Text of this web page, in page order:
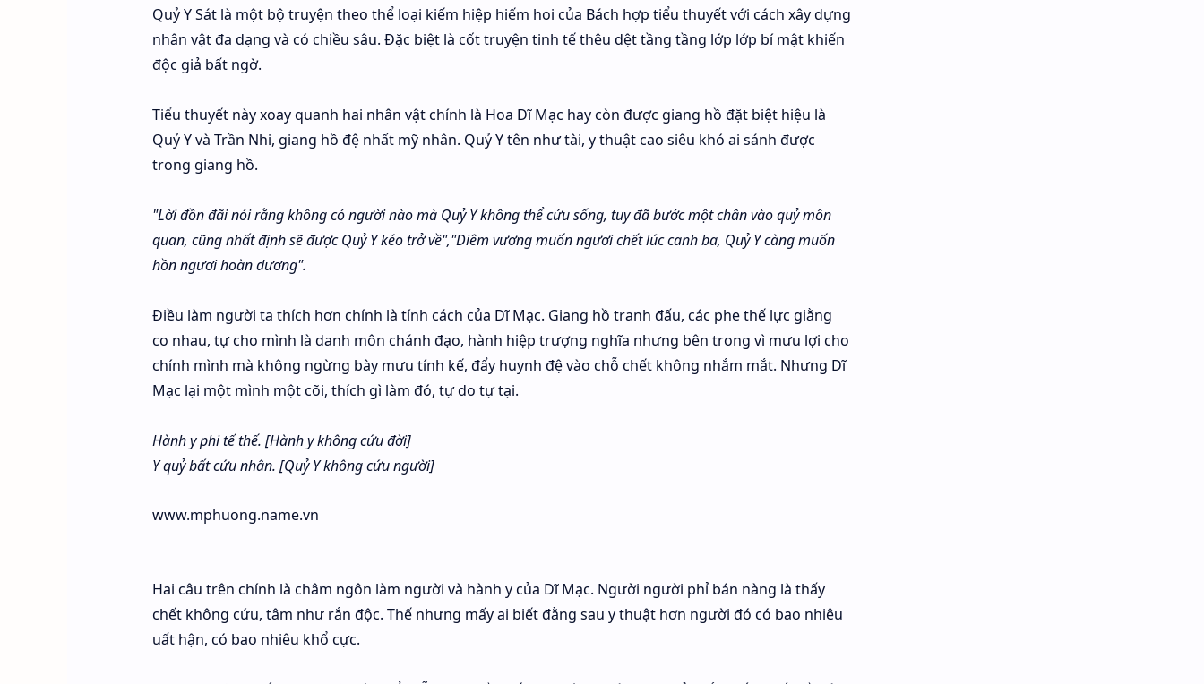
Quỷ Y Sát là một bộ truyện theo thể loại kiếm hiệp hiếm hoi của Bách hợp tiểu thuyết với cách xây dựng
nhân vật đa dạng và có chiều sâu. Đặc biệt là cốt truyện tinh tế thêu dệt tầng tầng lớp lớp bí mật khiến
độc giả bất ngờ.
Tiểu thuyết này xoay quanh hai nhân vật chính là Hoa Dĩ Mạc hay còn được giang hồ đặt biệt hiệu là
Quỷ Y và Trần Nhi, giang hồ đệ nhất mỹ nhân. Quỷ Y tên như tài, y thuật cao siêu khó ai sánh được
trong giang hồ.
"Lời đồn đãi nói rằng không có người nào mà Quỷ Y không thể cứu sống, tuy đã bước một chân vào quỷ môn
quan, cũng nhất định sẽ được Quỷ Y kéo trở về","Diêm vương muốn ngươi chết lúc canh ba, Quỷ Y càng muốn
hồn ngươi hoàn dương".
Điều làm người ta thích hơn chính là tính cách của Dĩ Mạc. Giang hồ tranh đấu, các phe thế lực giằng
co nhau, tự cho mình là danh môn chánh đạo, hành hiệp trượng nghĩa nhưng bên trong vì mưu lợi cho
chính mình mà không ngừng bày mưu tính kế, đẩy huynh đệ vào chỗ chết không nhắm mắt. Nhưng Dĩ
Mạc lại một mình một cõi, thích gì làm đó, tự do tự tại.
Hành y phi tế thế. [Hành y không cứu đời]
Y quỷ bất cứu nhân. [Quỷ Y không cứu người]
www.mphuong.name.vn
Hai câu trên chính là châm ngôn làm người và hành y của Dĩ Mạc. Người người phỉ bán nàng là thấy
chết không cứu, tâm như rắn độc. Thế nhưng mấy ai biết đằng sau y thuật hơn người đó có bao nhiêu
uất hận, có bao nhiêu khổ cực.